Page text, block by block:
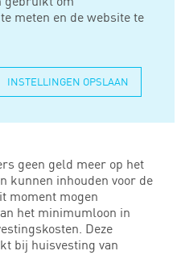
meten en de website te
INSTELLINGEN OPSLAAN
geen geld meer op het
kunnen inhouden voor de
moment mogen
het minimumloon in
Deze
bij huisvesting van